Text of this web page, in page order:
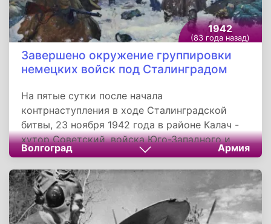
специалистов для атомной сферы, науки,
информационных технологий и других
высокотехнологичных секторов экономики
России.
1942
(83 года назад)
Завершено окружение группировки
немецких войск под Сталинградом
На пятые сутки после начала
контрнаступления в ходе Сталинградской
битвы, 23 ноября 1942 года в районе Калач -
хутор Советский, войска Юго-Западного и
Сталинградского фронтов замкнули кольцо
окружения вокруг группировки противника. В
«котле» оказалась 6-я немецкая армия, под
командованием генерала Фридриха Паулюса.
Волгоград Армия